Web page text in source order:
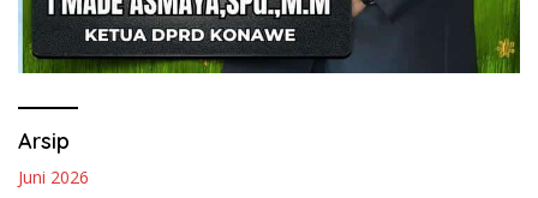
Arsip
Juni 2026